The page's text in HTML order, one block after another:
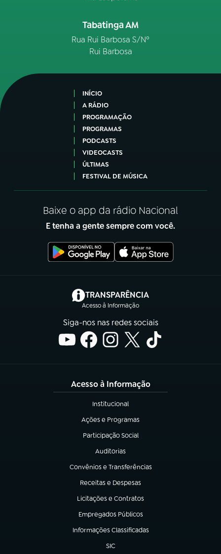
Tabatinga AM
Rua Rui Barbosa S/Nº
Rui Barbosa
INÍCIO
A RÁDIO
PROGRAMAÇÃO
PROGRAMAS
PODCASTS
VIDEOCASTS
ÚLTIMAS
FESTIVAL DE MÚSICA
Baixe o app da rádio Nacional
E tenha a gente sempre com você.
TRANSPARÊNCIA
Acesso à Informação
(abre em nova aba)
Siga-nos nas redes sociais
Acesso à Informação
Institucional
(abre em nova aba)
Ações e Programas
(abre em nova aba)
Participação Social
(abre em nova aba)
Auditorias
(abre em nova aba)
Convênios e Transferências
(abre em nova aba)
Receitas e Despesas
(abre em nova aba)
Licitações e Contratos
(abre em nova aba)
Empregados Públicos
(abre em nova aba)
Informações Classificadas
(abre em nova aba)
SIC
(abre em nova aba)